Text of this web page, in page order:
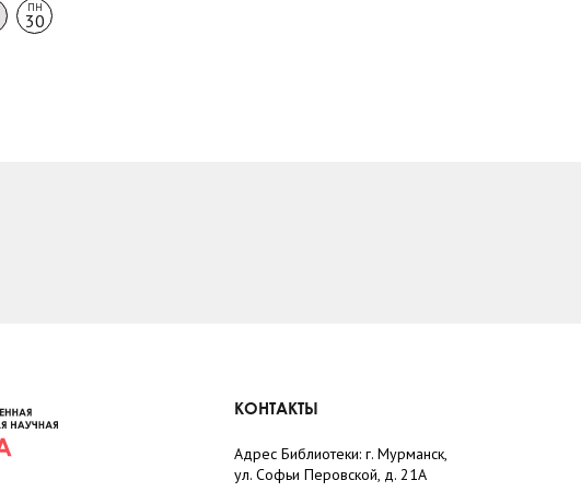
ПН
30
КОНТАКТЫ
Адрес Библиотеки: г. Мурманск,
ул. Софьи Перовской, д. 21А